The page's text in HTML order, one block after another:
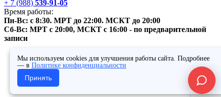
+ 7 (988) 539-91-05
Время работы:
Пн-Вс: с 8:30. МРТ до 22:00. МСКТ до 20:00
Сб-Вс: МРТ с 20:00, МСКТ с 16:00 - по предварительной
записи
Мы используем cookies для улучшения работы сайта. Подробнее
— в Политике конфиденциальности
Принять